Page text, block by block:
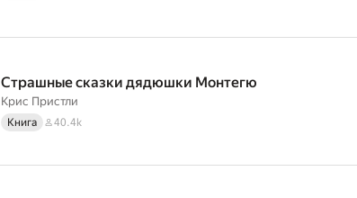
Страшные сказки дядюшки Монтегю
Крис Пристли
Книга 40.4k